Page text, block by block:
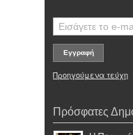
Προηγούμενα τεύχη
Πρόσφατες